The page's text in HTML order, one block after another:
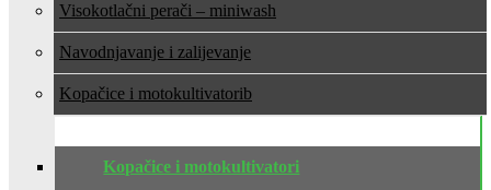
Visokotlačni perači – miniwash
Navodnjavanje i zalijevanje
Kopačice i motokultivatori
Kopačice i motokultivatori